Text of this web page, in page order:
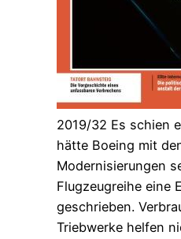
2019/32 Es schien
hätte Boeing mit
Modernisierungen
Flugzeugreihe eine
geschrieben.
Triebwerke helfen